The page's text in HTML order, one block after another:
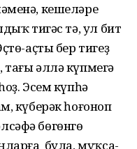
кешеләре
тигәс тә, ул бит
аҫты бер тигеҙ
әллә күпмегә
Эсем күпһә
күберәк һоғоноп
бөгөнгө
була, муҡса-